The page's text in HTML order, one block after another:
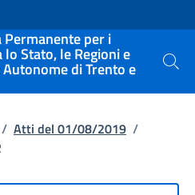
Permanente per i
Stato, le Regioni e
di Trento e Cerca
/ Atti del 01/08/2019 /